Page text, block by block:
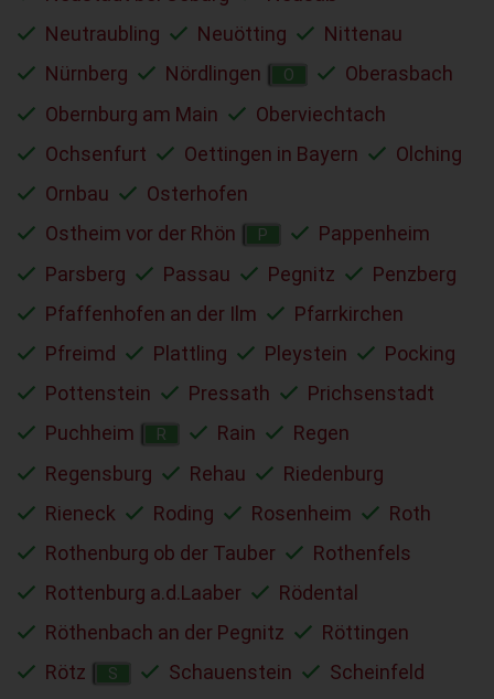
Neutraubling
Neuötting
Nittenau
Nürnberg
Nördlingen O
Oberasbach
Obernburg am Main
Oberviechtach
Ochsenfurt
Oettingen in Bayern
Olching
Ornbau
Osterhofen
Ostheim vor der Rhön
P
Pappenheim
Parsberg
Passau Pegnitz
Penzberg
Pfaffenhofen an der Ilm
Pfarrkirchen
Pfreimd
Plattling Pleystein
Pocking
Pottenstein
Pressath
Prichsenstadt
Puchheim
R Rain
Regen
Regensburg
Rehau
Riedenburg
Rieneck
Roding Rosenheim
Roth
Rothenburg ob der Tauber
Rothenfels
Rottenburg a.d.Laaber
Rödental
Röthenbach an der Pegnitz
Röttingen
Rötz
S Schauenstein
Scheinfeld